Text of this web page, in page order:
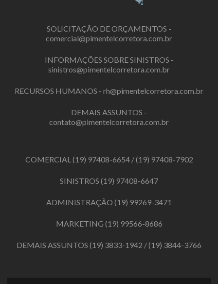
SOLICITAÇÃO DE ORÇAMENTOS -
comercial@pimentelcorretora.com.br
INFORMAÇÕES SOBRE SINISTROS -
sinistros@pimentelcorretora.com.br
RECURSOS HUMANOS - rh@pimentelcorretora.com.br
DEMAIS ASSUNTOS -
contato@pimentelcorretora.com.br
COMERCIAL(19) 97408-6654/(19) 97408-7902
SINISTROS (19) 97408-6647
ADMINISTRAÇÃO (19) 99269-3471
MARKETING (19) 99566-8686
DEMAIS ASSUNTOS (19) 3833-1942 /(19) 3844-3766